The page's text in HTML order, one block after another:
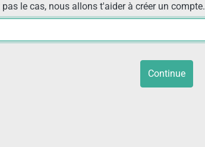
le cas, nous allons t'aider à créer un compte.
Continue